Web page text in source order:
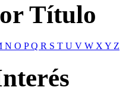
Título
N O PQ R S T U V W X Y Z